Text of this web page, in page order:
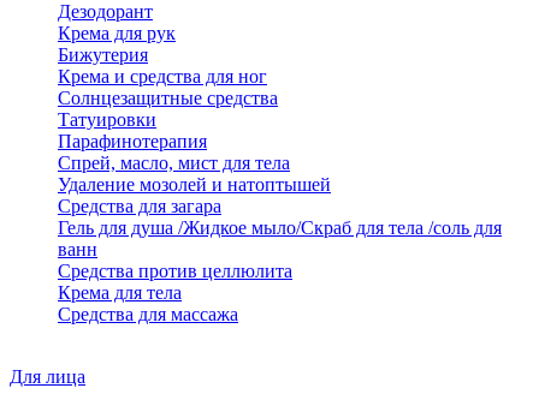
Дезодорант
Крема для рук
Бижутерия
Крема и средства для ног
Солнцезащитные средства
Татуировки
Парафинотерапия
Спрей, масло, мист для тела
Удаление мозолей и натоптышей
Средства для загара
Гель для душа /Жидкое мыло/Скраб для тела /соль для
ванн
Средства против целлюлита
Крема для тела
Средства для массажа
Для лица